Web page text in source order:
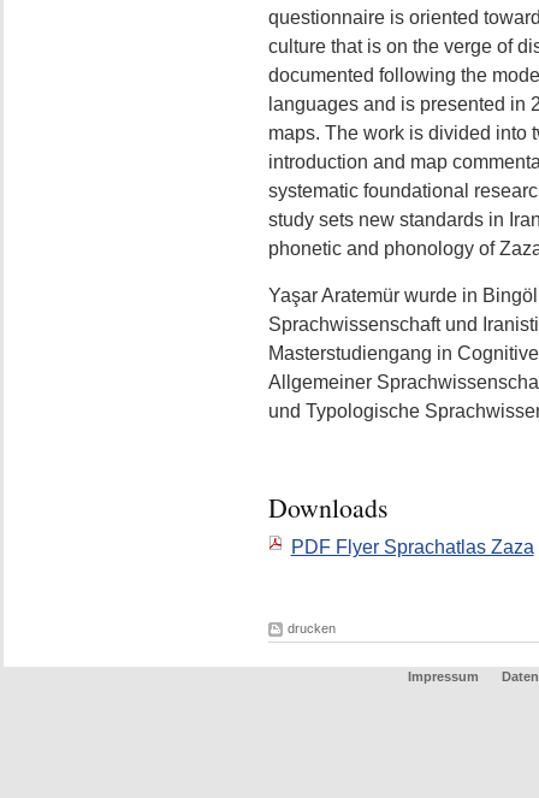
questionnaire is oriented
culture that is on the verge of
documented following the
languages and is presented in
maps. The work is divided into
introduction and map
systematic foundational
study sets new standards in
phonetic and phonology of
Yaşar Aratemür wurde in
Sprachwissenschaft und
Masterstudiengang in
Allgemeiner
und Typologische
Downloads
PDF Flyer Sprachatlas Zaza
drucken
Impressum